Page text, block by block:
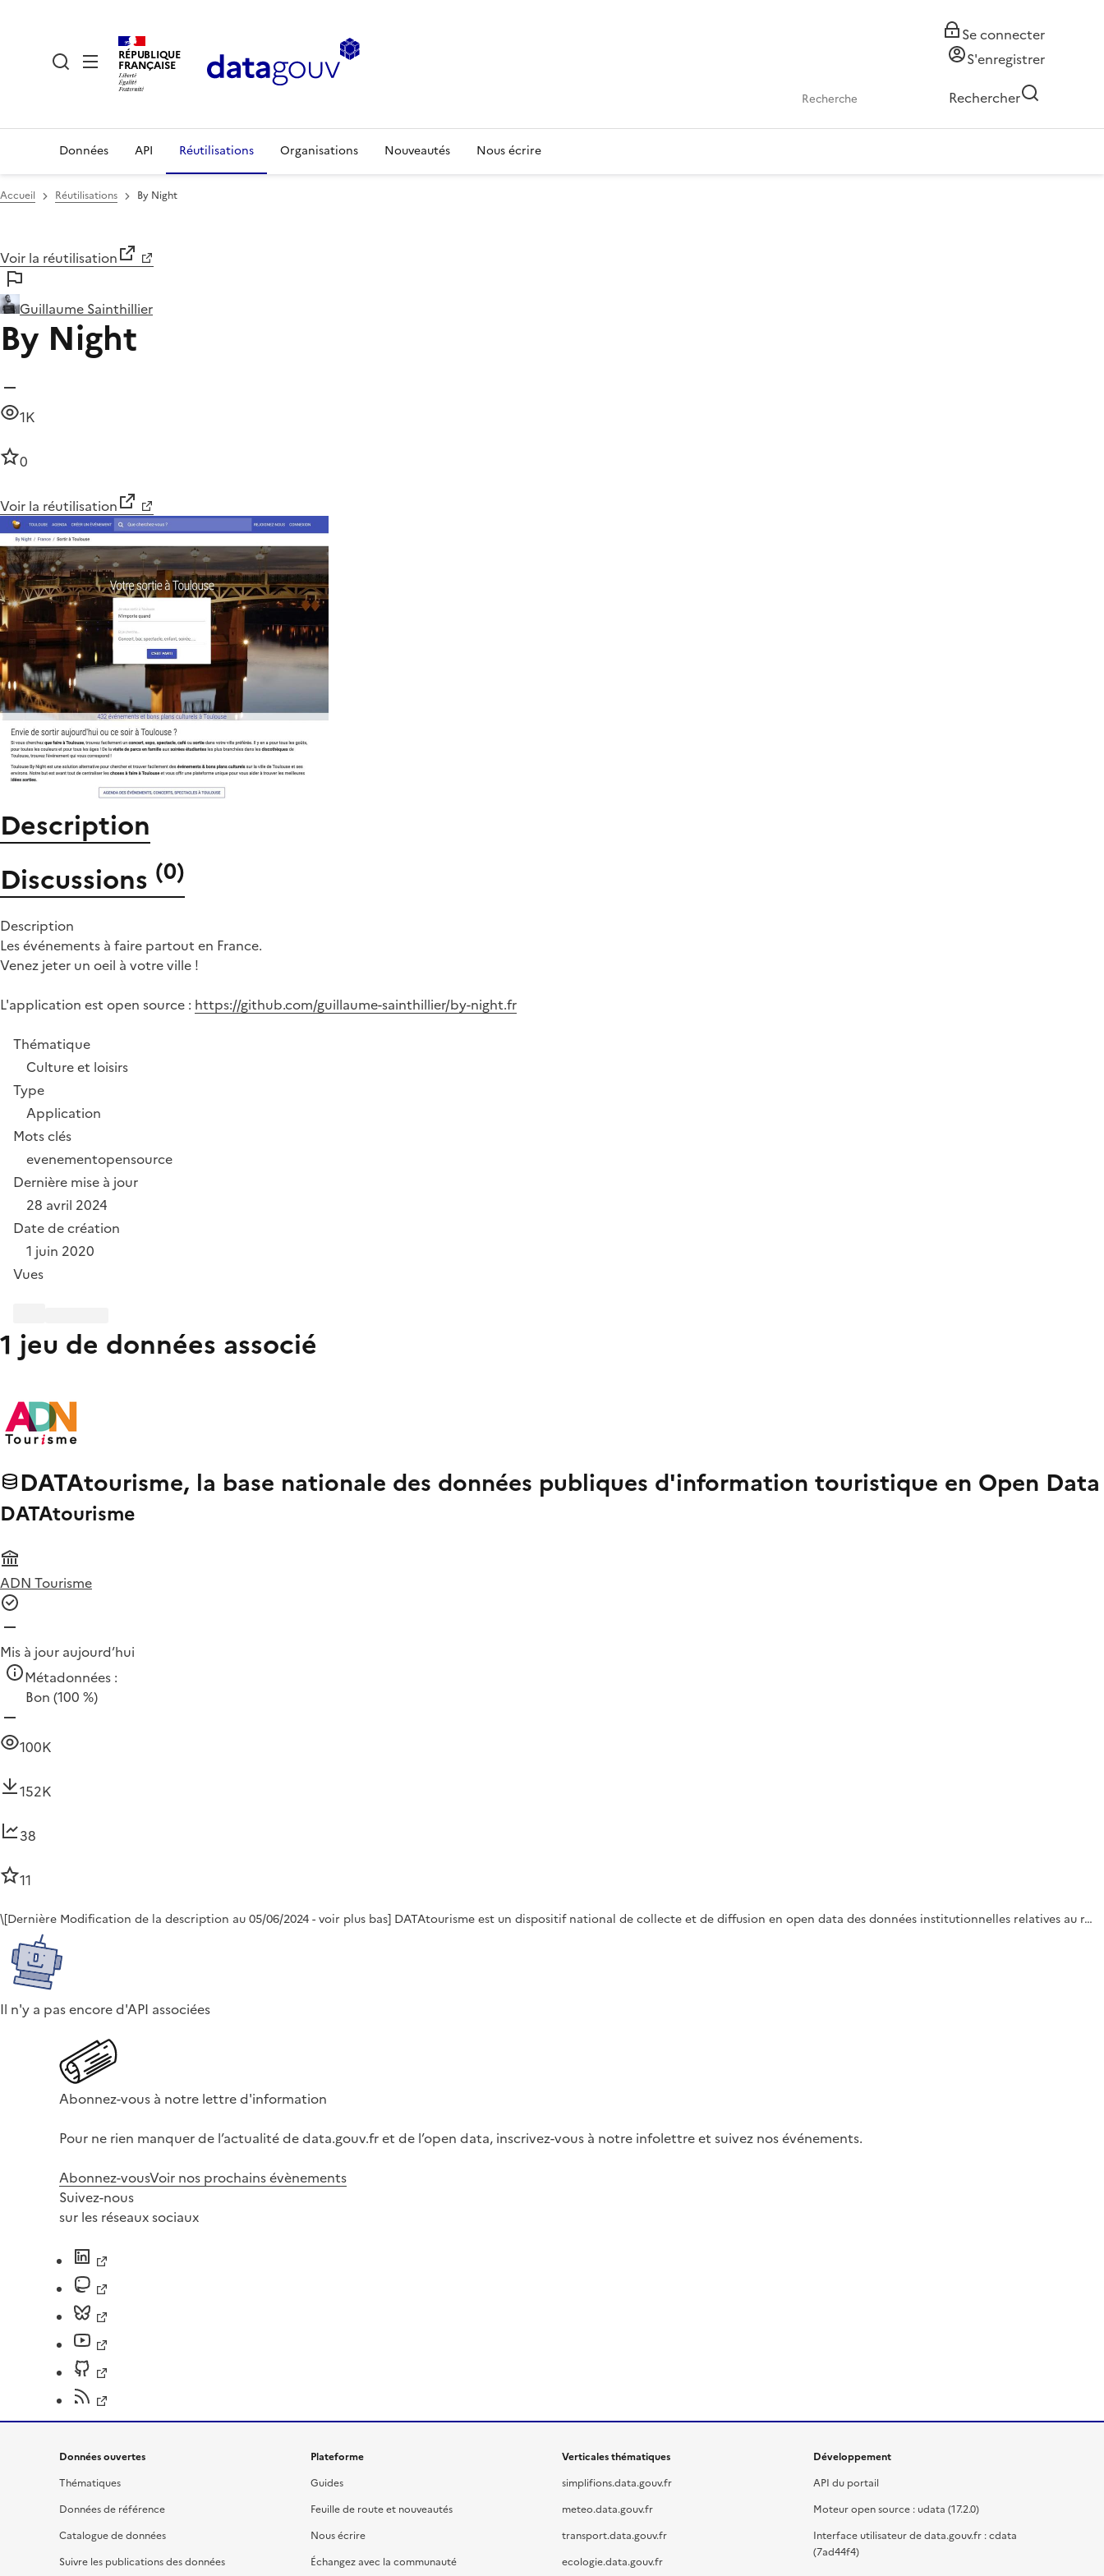
RÉPUBLIQUE
FRANÇAISE
Se connecter
S'enregistrer
Rechercher
Données API Réutilisations Organisations Nouveautés Nous écrire
Accueil Réutilisations By Night
Voir la réutilisation
Guillaume Sainthillier
By Night
1K
0
Voir la réutilisation
Description
Discussions (0)
Description
Les événements à faire partout en France.
Venez jeter un oeil à votre ville !
L'application est open source : https://github.com/guillaume-sainthillier/by-night.fr
Thématique
Culture et loisirs
Type
Application
Mots clés
evenementopensource
Dernière mise à jour
28 avril 2024
Date de création
1 juin 2020
Vues
1 jeu de données associé
DATAtourisme, la base nationale des données publiques d'information touristique en Open Data
DATAtourisme
ADN Tourisme
Mis à jour aujourd’hui
Métadonnées :
Bon (100 %)
100K
152K
38
11
\[Dernière Modification de la description au 05/06/2024 - voir plus bas] DATAtourisme est un dispositif national de collecte et de diffusion en open data des données institutionnelles relatives au r…
Il n'y a pas encore d'API associées
Abonnez-vous à notre lettre d'information
Pour ne rien manquer de l’actualité de data.gouv.fr et de l’open data, inscrivez-vous à notre infolettre et suivez nos événements.
Abonnez-vousVoir nos prochains évènements
Suivez-nous
sur les réseaux sociaux
Données ouvertes
Thématiques
Données de référence
Catalogue de données
Suivre les publications des données
Plateforme
Guides
Feuille de route et nouveautés
Nous écrire
Échangez avec la communauté
Verticales thématiques
simplifions.data.gouv.fr
meteo.data.gouv.fr
transport.data.gouv.fr
ecologie.data.gouv.fr
Développement
API du portail
Moteur open source : udata (17.2.0)
Interface utilisateur de data.gouv.fr : cdata
(7ad44f4)